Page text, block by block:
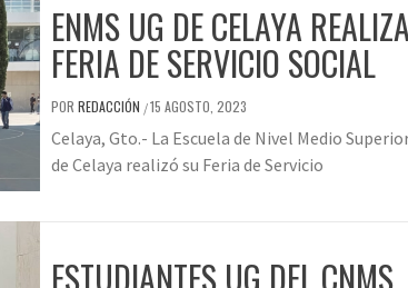
ENMS UG DE CELAYA
FERIA DE SERVICIO SOCIAL
POR REDACCIÓN /15 AGOSTO, 2023
Celaya, Gto.- La Escuela de Nivel Medio
de Celaya realizó su Feria de Servicio
ESTUDIANTES UG DEL CNMS